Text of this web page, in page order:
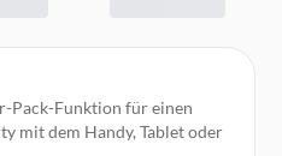
Pack-Funktion für einen
mit dem Handy, Tablet oder